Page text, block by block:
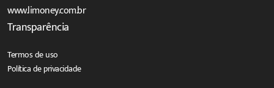
www.limoney.com.br
Transparência
Termos de uso
Política de privacidade